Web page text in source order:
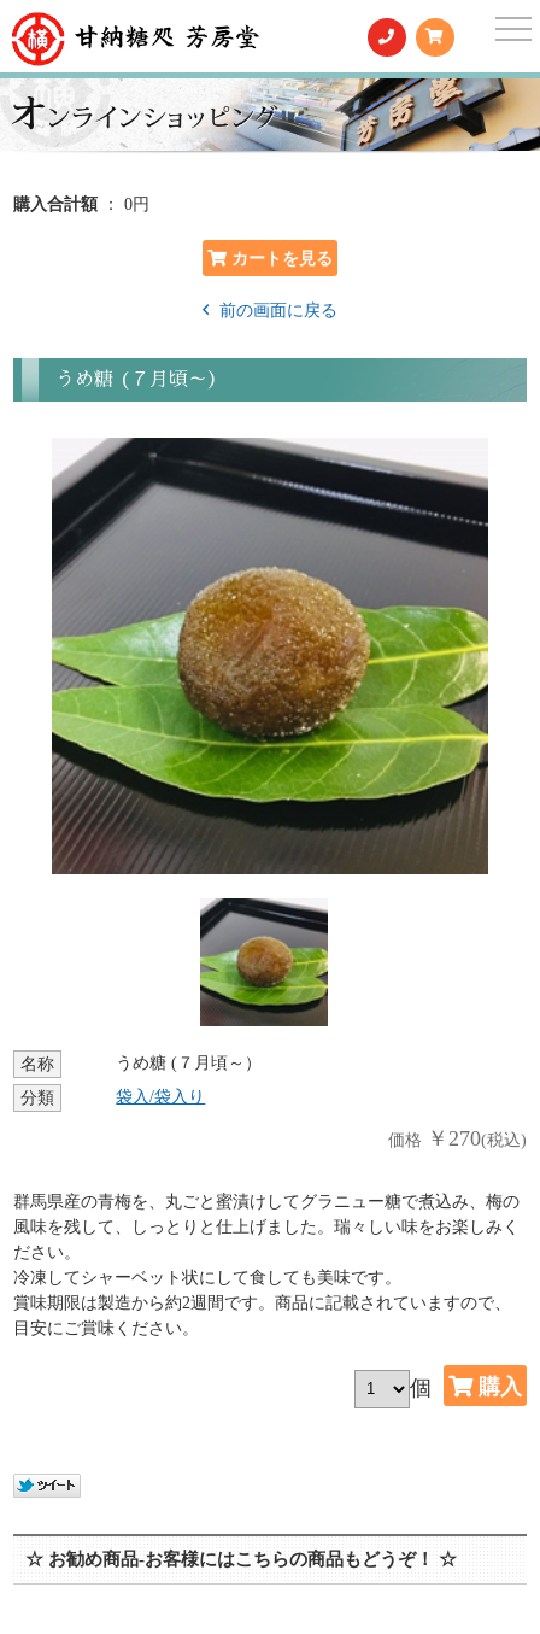
購入合計額 ： 0円
前の画面に戻る
うめ糖 (７月頃～）
名称
うめ糖 (７月頃～）
分類
袋入/袋入り
価格 ￥270(税込)
群馬県産の青梅を、丸ごと蜜漬けしてグラニュー糖で煮込み、梅の
風味を残して、しっとりと仕上げました。瑞々しい味をお楽しみく
ださい。
冷凍してシャーベット状にして食しても美味です。
賞味期限は製造から約2週間です。商品に記載されていますので、
目安にご賞味ください。
個
☆ お勧め商品-お客様にはこちらの商品もどうぞ！ ☆